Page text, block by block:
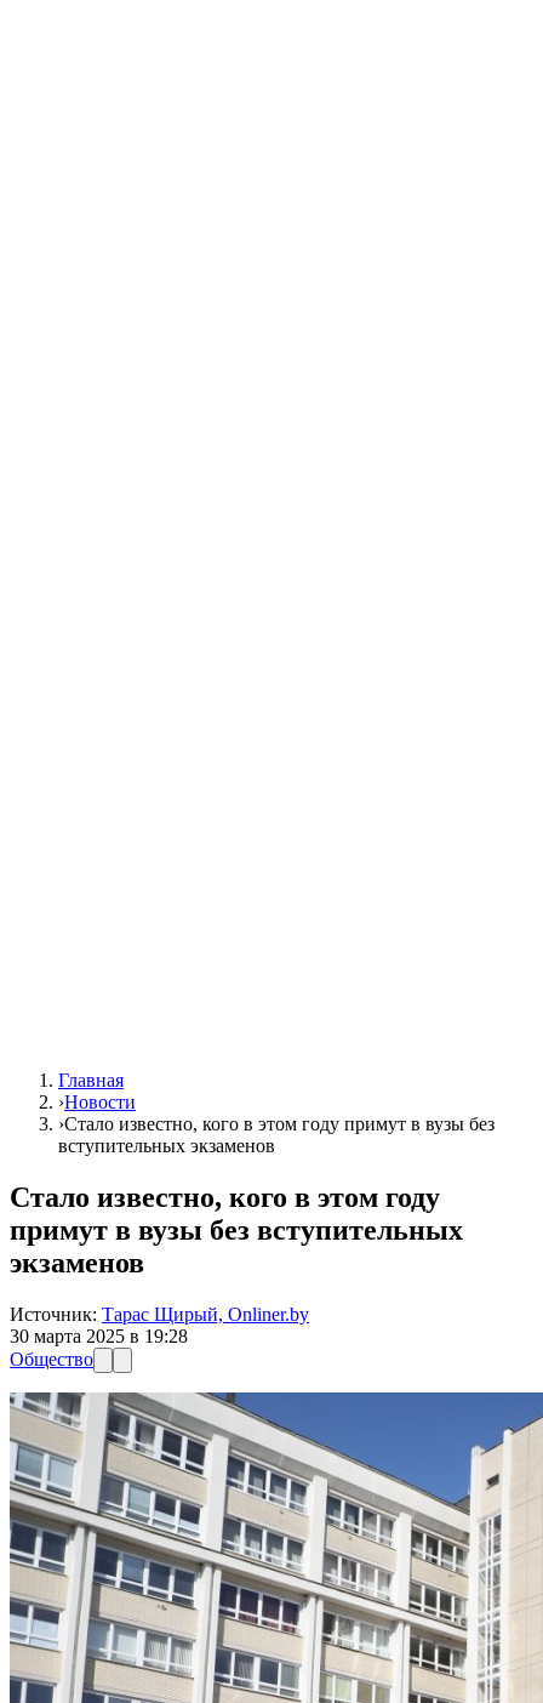
Главная
›Новости
›Стало известно, кого в этом году примут в вузы без
вступительных экзаменов
Стало известно, кого в этом году
примут в вузы без вступительных
экзаменов
Источник: Тарас Щирый, Onliner.by
30 марта 2025 в 19:28
Общество